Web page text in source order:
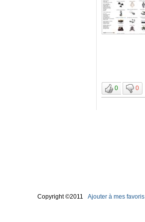
0 0
Copyright ©2011 Ajouter à mes favoris